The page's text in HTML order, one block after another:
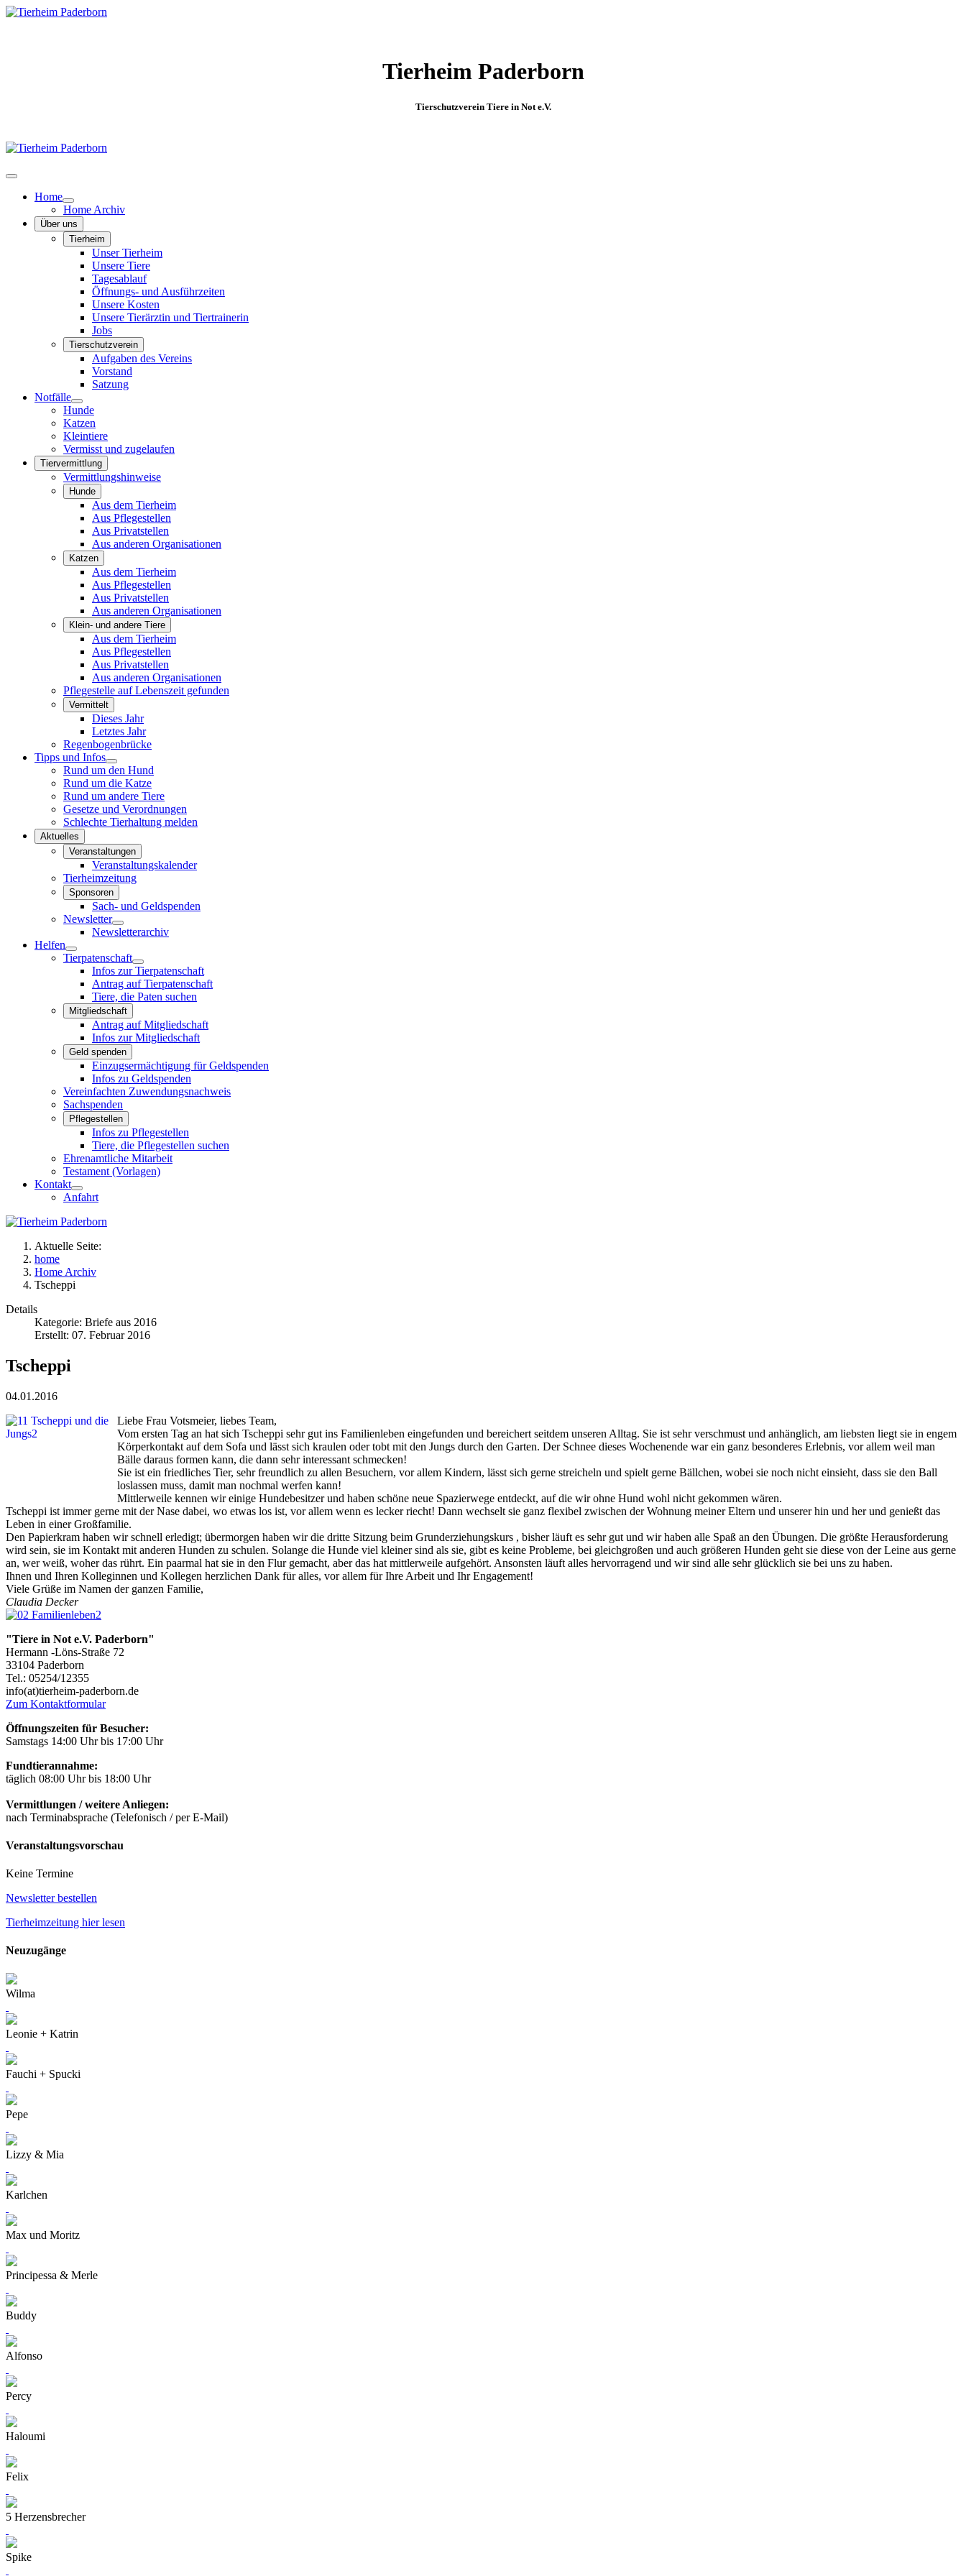
Tierheim Paderborn
Tierschutzverein Tiere in Not e.V.
Home
Home Archiv
Über uns
Tierheim
Unser Tierheim
Unsere Tiere
Tagesablauf
Öffnungs- und Ausführzeiten
Unsere Kosten
Unsere Tierärztin und Tiertrainerin
Jobs
Tierschutzverein
Aufgaben des Vereins
Vorstand
Satzung
Notfälle
Hunde
Katzen
Kleintiere
Vermisst und zugelaufen
Tiervermittlung
Vermittlungshinweise
Hunde
Aus dem Tierheim
Aus Pflegestellen
Aus Privatstellen
Aus anderen Organisationen
Katzen
Aus dem Tierheim
Aus Pflegestellen
Aus Privatstellen
Aus anderen Organisationen
Klein- und andere Tiere
Aus dem Tierheim
Aus Pflegestellen
Aus Privatstellen
Aus anderen Organisationen
Pflegestelle auf Lebenszeit gefunden
Vermittelt
Dieses Jahr
Letztes Jahr
Regenbogenbrücke
Tipps und Infos
Rund um den Hund
Rund um die Katze
Rund um andere Tiere
Gesetze und Verordnungen
Schlechte Tierhaltung melden
Aktuelles
Veranstaltungen
Veranstaltungskalender
Tierheimzeitung
Sponsoren
Sach- und Geldspenden
Newsletter
Newsletterarchiv
Helfen
Tierpatenschaft
Infos zur Tierpatenschaft
Antrag auf Tierpatenschaft
Tiere, die Paten suchen
Mitgliedschaft
Antrag auf Mitgliedschaft
Infos zur Mitgliedschaft
Geld spenden
Einzugsermächtigung für Geldspenden
Infos zu Geldspenden
Vereinfachten Zuwendungsnachweis
Sachspenden
Pflegestellen
Infos zu Pflegestellen
Tiere, die Pflegestellen suchen
Ehrenamtliche Mitarbeit
Testament (Vorlagen)
Kontakt
Anfahrt
Aktuelle Seite:
home
Home Archiv
Tscheppi
Details
Kategorie: Briefe aus 2016
Erstellt: 07. Februar 2016
Tscheppi
04.01.2016
Liebe Frau Votsmeier, liebes Team,
Vom ersten Tag an hat sich Tscheppi sehr gut ins Familienleben eingefunden und bereichert seitdem unseren Alltag. Sie ist sehr verschmust und anhänglich, am liebsten liegt sie in engem
Körperkontakt auf dem Sofa und lässt sich kraulen oder tobt mit den Jungs durch den Garten. Der Schnee dieses Wochenende war ein ganz besonderes Erlebnis, vor allem weil man
Bälle daraus formen kann, die dann sehr interessant schmecken!
Sie ist ein friedliches Tier, sehr freundlich zu allen Besuchern, vor allem Kindern, lässt sich gerne streicheln und spielt gerne Bällchen, wobei sie noch nicht einsieht, dass sie den Ball
loslassen muss, damit man nochmal werfen kann!
Mittlerweile kennen wir einige Hundebesitzer und haben schöne neue Spazierwege entdeckt, auf die wir ohne Hund wohl nicht gekommen wären.
Tscheppi ist immer gerne mit der Nase dabei, wo etwas los ist, vor allem wenn es lecker riecht! Dann wechselt sie ganz flexibel zwischen der Wohnung meiner Eltern und unserer hin und her und genießt das
Leben in einer Großfamilie.
Den Papierkram haben wir schnell erledigt; übermorgen haben wir die dritte Sitzung beim Grunderziehungskurs , bisher läuft es sehr gut und wir haben alle Spaß an den Übungen. Die größte Herausforderung
wird sein, sie im Kontakt mit anderen Hunden zu schulen. Solange die Hunde viel kleiner sind als sie, gibt es keine Probleme, bei gleichgroßen und auch größeren Hunden geht sie diese von der Leine aus gerne
an, wer weiß, woher das rührt. Ein paarmal hat sie in den Flur gemacht, aber das hat mittlerweile aufgehört. Ansonsten läuft alles hervorragend und wir sind alle sehr glücklich sie bei uns zu haben.
Ihnen und Ihren Kolleginnen und Kollegen herzlichen Dank für alles, vor allem für Ihre Arbeit und Ihr Engagement!
Viele Grüße im Namen der ganzen Familie,
Claudia Decker
"Tiere in Not e.V. Paderborn"
Hermann -Löns-Straße 72
33104 Paderborn
Tel.: 05254/12355
info(at)tierheim-paderborn.de
Zum Kontaktformular
Öffnungszeiten für Besucher:
Samstags 14:00 Uhr bis 17:00 Uhr
Fundtierannahme:
täglich 08:00 Uhr bis 18:00 Uhr
Vermittlungen / weitere Anliegen:
nach Terminabsprache (Telefonisch / per E-Mail)
Veranstaltungsvorschau
Keine Termine
Newsletter bestellen
Tierheimzeitung hier lesen
Neuzugänge
Wilma
Leonie + Katrin
Fauchi + Spucki
Pepe
Lizzy & Mia
Karlchen
Max und Moritz
Principessa & Merle
Buddy
Alfonso
Percy
Haloumi
Felix
5 Herzensbrecher
Spike